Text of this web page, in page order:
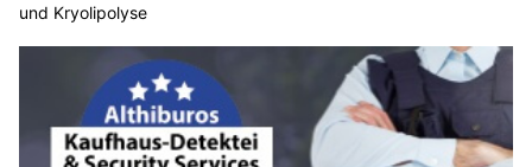
und Kryolipolyse